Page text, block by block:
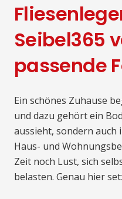
Seibel365
passende
Ein schönes Zuhause
und dazu gehört ein
aussieht, sondern auch
Haus- und
Zeit noch Lust, sich
belasten. Genau hier